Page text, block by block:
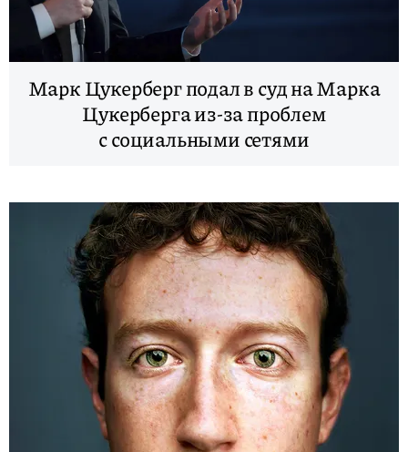
Марк Цукерберг подал в суд на Марка
Цукерберга из-за проблем
с социальными сетями